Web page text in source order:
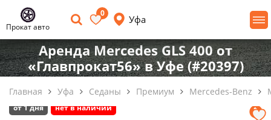
Прокат авто
0
Уфа
Аренда Mercedes GLS 400 от
«Главпрокат56» в Уфе (#20397)
Главная Уфа Седаны Премиум Mercedes-Benz
от 1 дня нет в наличии